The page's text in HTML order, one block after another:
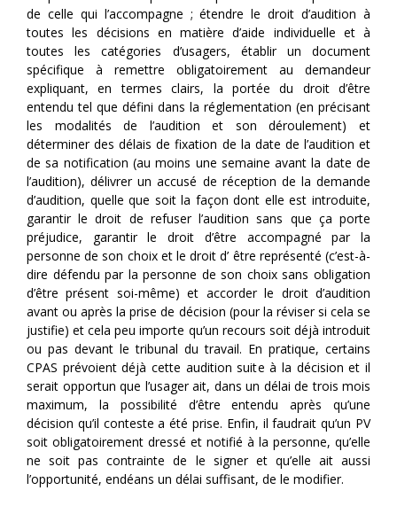
de celle qui l’accompagne ; étendre le droit d’audition à
toutes les décisions en matière d’aide individuelle et à
toutes les catégories d’usagers, établir un document
spécifique à remettre obligatoirement au demandeur
expliquant, en termes clairs, la portée du droit d’être
entendu tel que défini dans la réglementation (en précisant
les modalités de l’audition et son déroulement) et
déterminer des délais de fixation de la date de l’audition et
de sa notification (au moins une semaine avant la date de
l’audition), délivrer un accusé de réception de la demande
d’audition, quelle que soit la façon dont elle est introduite,
garantir le droit de refuser l’audition sans que ça porte
préjudice, garantir le droit d’être accompagné par la
personne de son choix et le droit d’ être représenté (c’est-à-
dire défendu par la personne de son choix sans obligation
d’être présent soi-même) et accorder le droit d’audition
avant ou après la prise de décision (pour la réviser si cela se
justifie) et cela peu importe qu’un recours soit déjà introduit
ou pas devant le tribunal du travail. En pratique, certains
CPAS prévoient déjà cette audition suite à la décision et il
serait opportun que l’usager ait, dans un délai de trois mois
maximum, la possibilité d’être entendu après qu’une
décision qu’il conteste a été prise. Enfin, il faudrait qu’un PV
soit obligatoirement dressé et notifié à la personne, qu’elle
ne soit pas contrainte de le signer et qu’elle ait aussi
l’opportunité, endéans un délai suffisant, de le modifier.